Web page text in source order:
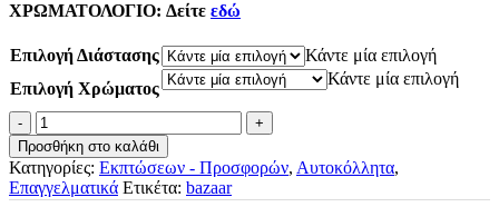
ΧΡΩΜΑΤΟΛΟΓΙΟ: Δείτε εδώ
Επιλογή Διάστασης
Κάντε μία επιλογή
Επιλογή Χρώματος
Κάντε μία επιλογή
Αυτοκόλλητο
Εκπτώσεων
Bazaar
ποσότητα
Προσθήκη στο καλάθι
Κατηγορίες: Εκπτώσεων - Προσφορών, Αυτοκόλλητα,
Επαγγελματικά Ετικέτα: bazaar